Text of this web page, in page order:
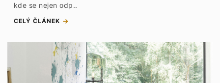
kde se nejen odp..
CELÝ ČLÁNEK